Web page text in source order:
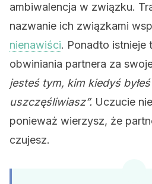
ambiwalencja w związku.
nazwanie ich związkami
nienawiści. Ponadto istnieje
obwiniania partnera za
jesteś tym, kim kiedyś
uszczęśliwiasz”. Uczucie
ponieważ wierzysz, że
czujesz.